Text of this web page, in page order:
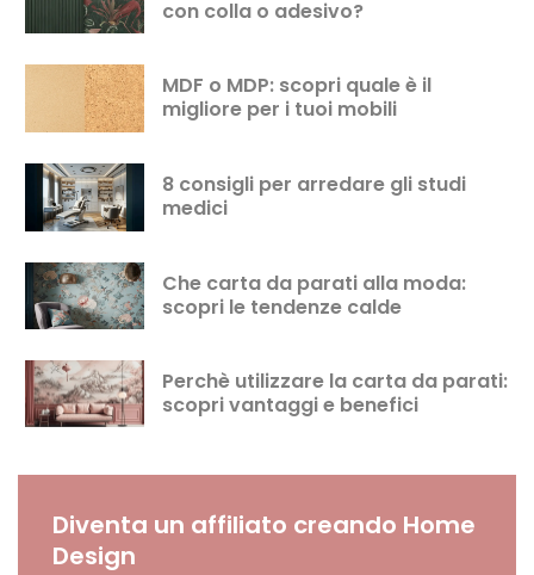
Diventa un affiliato creando Home
Design
con colla o adesivo?
MDF o MDP: scopri quale è il
migliore per i tuoi mobili
8 consigli per arredare gli studi
medici
Che carta da parati alla moda:
scopri le tendenze calde
Perchè utilizzare la carta da parati:
scopri vantaggi e benefici